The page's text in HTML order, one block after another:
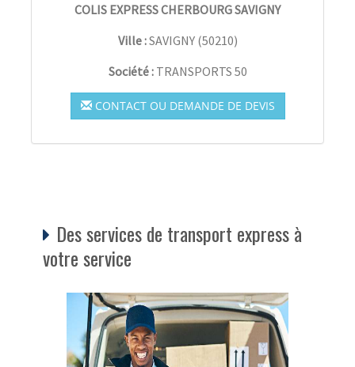
COLIS EXPRESS CHERBOURG SAVIGNY
Ville :SAVIGNY(50210)
Société : TRANSPORTS 50
CONTACT OU DEMANDE DE DEVIS
Des services de transport express à
votre service